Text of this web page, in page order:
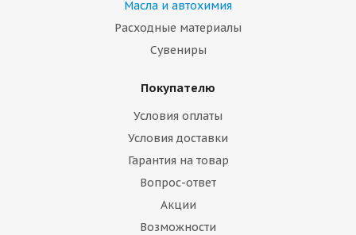
Масла и автохимия
Расходные материалы
Сувениры
Покупателю
Условия оплаты
Условия доставки
Гарантия на товар
Вопрос-ответ
Акции
Возможности